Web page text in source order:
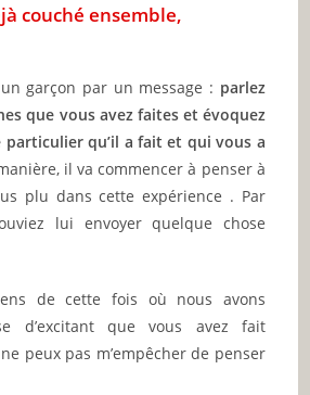
couché ensemble,
garçon par un message : parlez
que vous avez faites et évoquez
particulier qu’il a fait et qui vous a
il va commencer à penser à
plu dans cette expérience . Par
lui envoyer quelque chose
de cette fois où nous avons
d’excitant que vous avez fait
peux pas m’empêcher de penser